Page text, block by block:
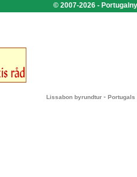
© 2007-2026 -
Lissabon byrundtur - Portugals